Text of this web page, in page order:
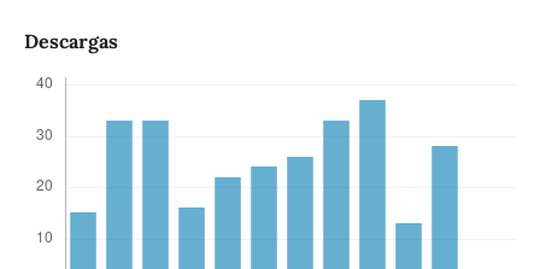
Descargas